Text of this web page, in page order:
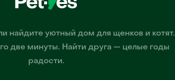
найдите уютный дом для щенков и котят.
две минуты. Найти друга — целые годы
радости.